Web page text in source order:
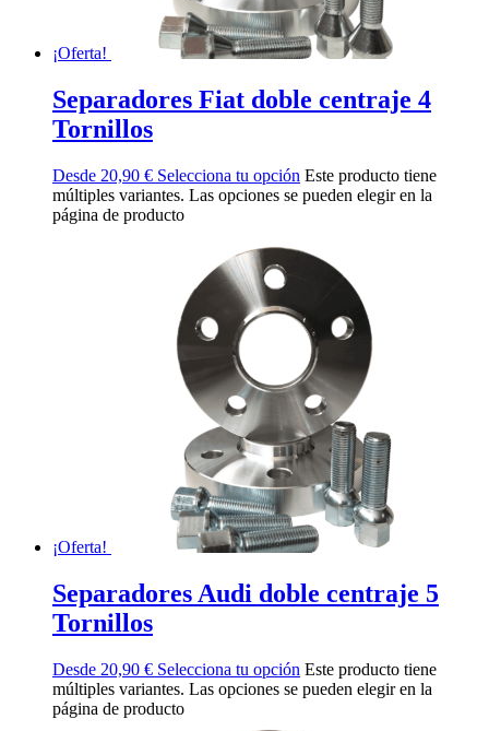
¡Oferta!
Separadores Fiat doble centraje 4
Tornillos
Desde 20,90 € Selecciona tu opción Este producto tiene
múltiples variantes. Las opciones se pueden elegir en la
página de producto
¡Oferta!
Separadores Audi doble centraje 5
Tornillos
Desde 20,90 € Selecciona tu opción Este producto tiene
múltiples variantes. Las opciones se pueden elegir en la
página de producto